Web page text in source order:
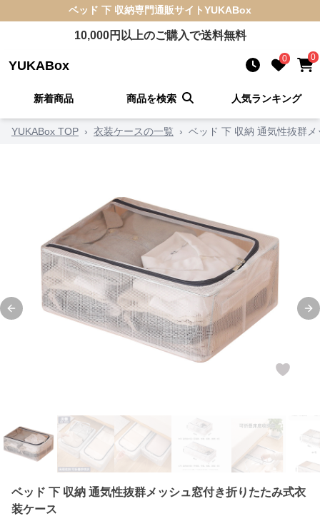
ベッド 下 収納専門通販サイトYUKABox
10,000円以上のご購入で送料無料
YUKABox 0 0
新着商品 商品を検索 人気ランキング
YUKABox TOP › 衣装ケースの一覧 › ベッド 下 収納 通気性抜群
Previous slide
ベッド 下 収納 通気性抜群メッシュ窓付き折りたたみ式衣
装ケース